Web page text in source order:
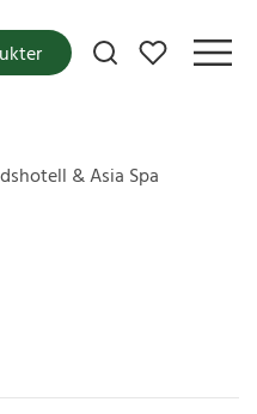
Mina favoriter
& Asia Spa